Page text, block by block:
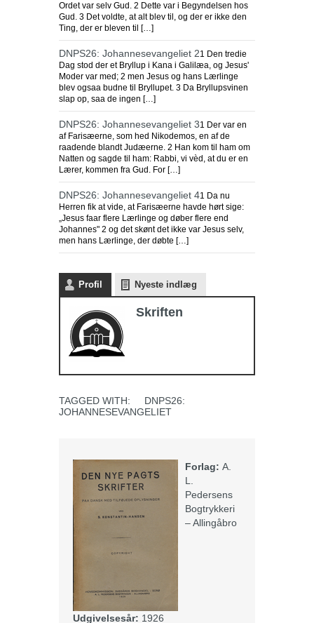
Ordet var selv Gud. 2 Dette var i Begyndelsen hos
Gud. 3 Det voldte, at alt blev til, og der er ikke den
Ting, der er bleven til […]
DNPS26: Johannesevangeliet 21 Den tredie
Dag stod der et Bryllup i Kana i Galilæa, og Jesus'
Moder var med; 2 men Jesus og hans Lærlinge
blev ogsaa budne til Bryllupet. 3 Da Bryllupsvinen
slap op, saa de ingen […]
DNPS26: Johannesevangeliet 31 Der var en
af Farisæerne, som hed Nikodemos, en af de
raadende blandt Judæerne. 2 Han kom til ham om
Natten og sagde til ham: Rabbi, vi vèd, at du er en
Lærer, kommen fra Gud. For […]
DNPS26: Johannesevangeliet 41 Da nu
Herren fik at vide, at Farisæerne havde hørt sige:
„Jesus faar flere Lærlinge og døber flere end
Johannes" 2 og det skønt det ikke var Jesus selv,
men hans Lærlinge, der døbte […]
Profil Nyeste indlæg
Skriften
TAGGED WITH:
DNPS26:
JOHANNESEVANGELIET
Forlag: A.
L.
Pedersens
Bogtrykkeri
– Allingåbro
Udgivelsesår: 1926